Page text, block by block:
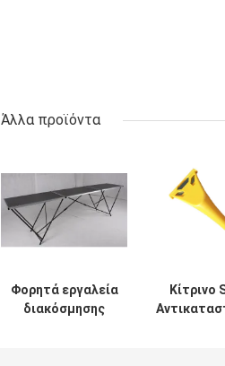
Άλλα προϊόντα
Φορητά εργαλεία
διακόσμησης
Κίτρινο